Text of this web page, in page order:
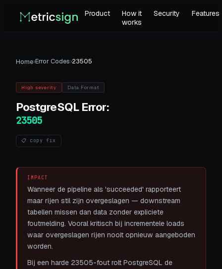
Product
How it
works
Security Features
Home›Error Codes›23505
High severity Data Format
PostgreSQLError:
23505
📋 copy fix
IMPACT
Wanneer de pipeline als 'succeeded' rapporteert
maar rijen stil zijn overgeslagen — downstream
tabellen missen dan data zonder expliciete
foutmelding. Vooral kritisch bij incrementele loads
waar overgeslagen rijen nooit opnieuw aangeboden
worden.
Bij een harde 23505-fout rolt PostgreSQL de